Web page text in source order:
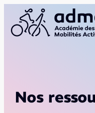
Nos